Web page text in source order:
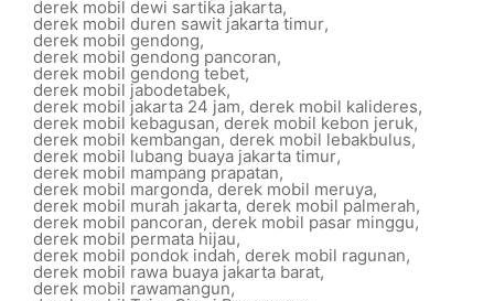
derek mobil dewi sartika jakarta,
derek mobil duren sawit jakarta timur,
derek mobil gendong,
derek mobil gendong pancoran,
derek mobil gendong tebet,
derek mobil jabodetabek,
derek mobil jakarta 24 jam, derek mobil kalideres,
derek mobil kebagusan, derek mobil kebon jeruk,
derek mobil kembangan, derek mobil lebakbulus,
derek mobil lubang buaya jakarta timur,
derek mobil mampang prapatan,
derek mobil margonda,derek mobil meruya,
derek mobil murah jakarta, derek mobil palmerah,
derek mobil pancoran, derek mobil pasar minggu,
derek mobil permata hijau,
derek mobil pondok indah, derek mobil ragunan,
derek mobil rawa buaya jakarta barat,
derek mobil rawamangun,